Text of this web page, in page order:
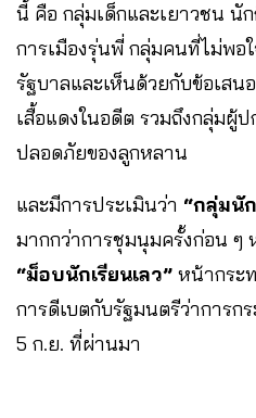
นี้ คือ กลุ่มเด็กและเยาวชน นั
การเมืองรุ่นพี่ กลุ่มคนที่ไม่พอ
รัฐบาลและเห็นด้วยกับข้อเสน
เสื้อแดงในอดีต รวมถึงกลุ่มผู้
ปลอดภัยของลูกหลาน
และมีการประเมินว่า “กลุ่มนั
มากกว่าการชุมนุมครั้งก่อน ๆ
“ม็อบนักเรียนเลว” หน้ากระ
การดีเบตกับรัฐมนตรีว่าการก
5 ก.ย. ที่ผ่านมา